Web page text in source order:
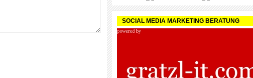
SOCIAL MEDIA MARKETING BERATUNG